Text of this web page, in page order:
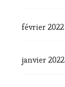
février 2022
janvier 2022